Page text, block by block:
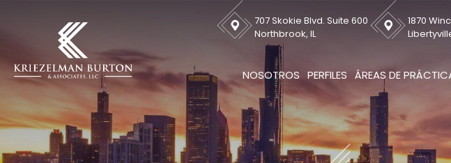
707 Skokie Blvd. Suite 600
Northbrook, IL
1870
NOSOTROS PERFILES ÁREAS DE